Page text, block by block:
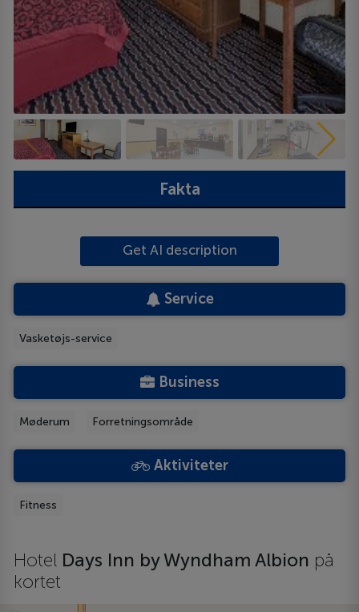
Fakta
Get AI description
Service
Vasketøjs-service
Business
Møderum Forretningsområde
Aktiviteter
Fitness
Hotel Days Inn by Wyndham Albion på
kortet